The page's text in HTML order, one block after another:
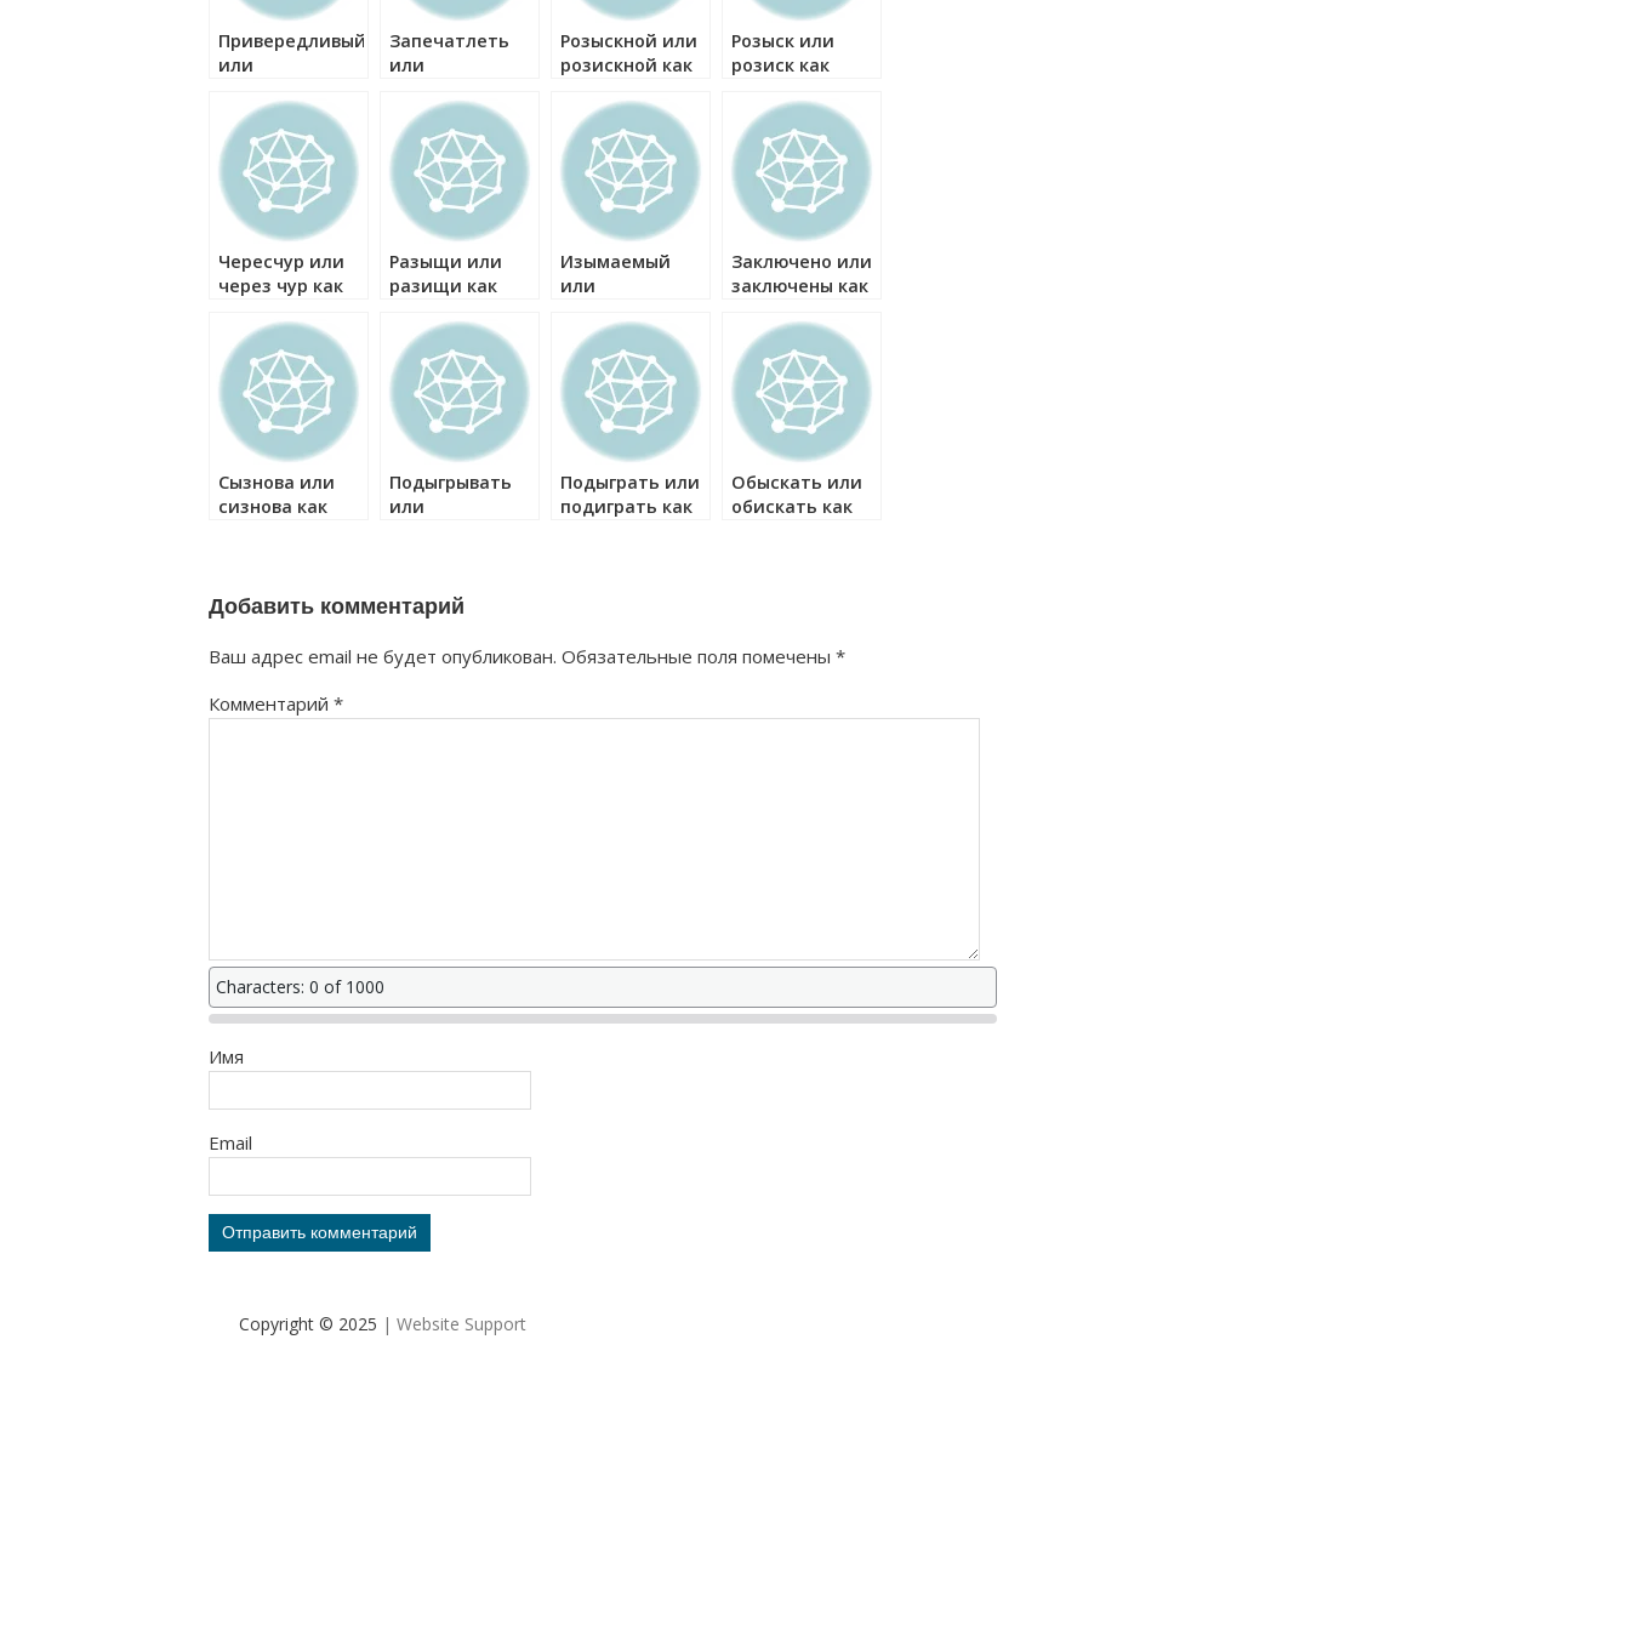
Привередливый
или
как правильно?
Запечатлеть
или
как правильно?
Розыскной или
розискной как
Розыск или
розиск как
Чересчур или
через чур как
Разыщи или
разищи как
Изымаемый
или
правильно?
Заключено или
заключены как
Сызнова или
сизнова как
Подыгрывать
или
Подыграть или
подиграть как
Обыскать или
обискать как
Добавить комментарий
Ваш адрес email не будет опубликован. Обязательные поля помечены *
Комментарий *
Characters: 0 of 1000
Имя
Email
Copyright © 2025 | Website Support